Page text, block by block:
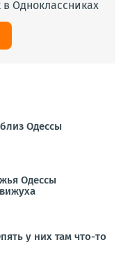
Одноклассниках
Одессы
Одессы
у них там что-то